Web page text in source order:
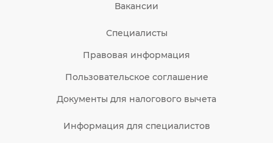
Вакансии
Специалисты
Правовая информация
Пользовательское соглашение
Документы для налогового вычета
Информация для специалистов